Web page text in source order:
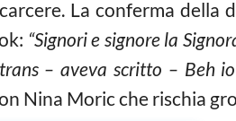
La conferma
“Signori e signore la
– aveva scritto – Beh
Nina Moric che rischia